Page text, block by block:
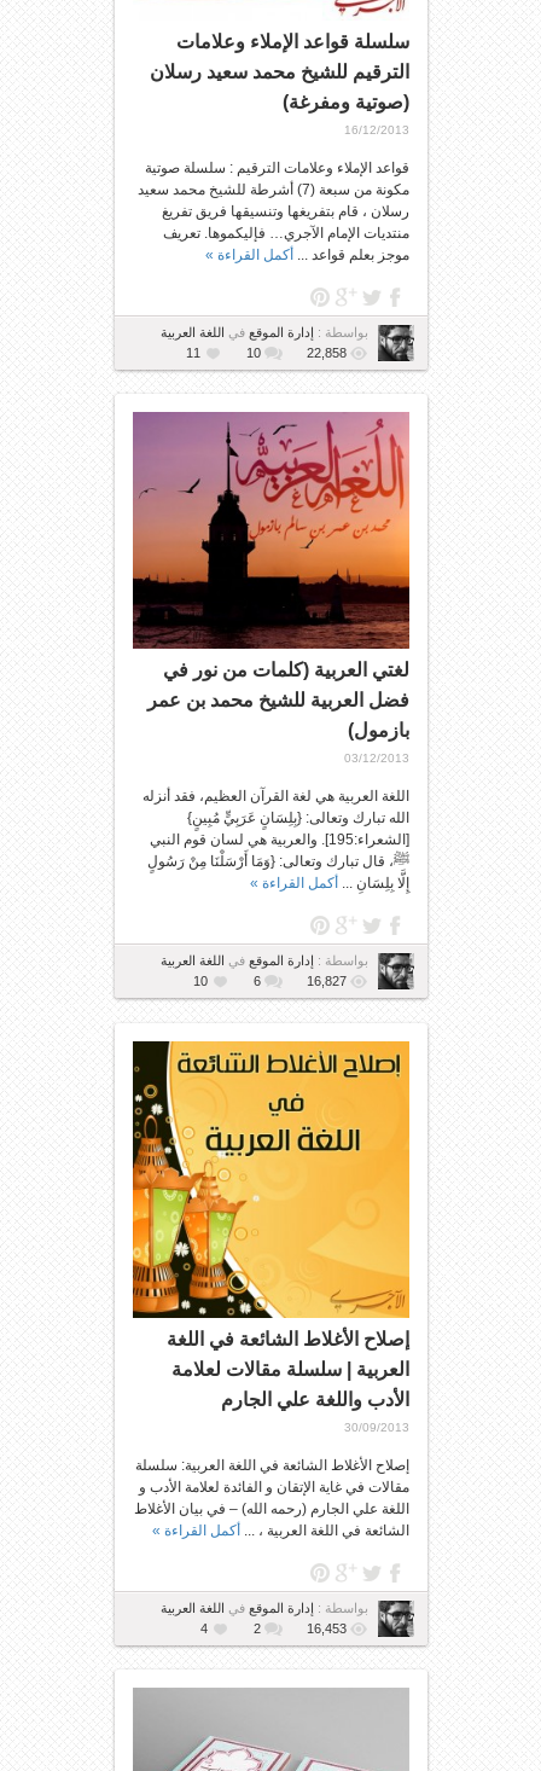
سلسلة قواعد الإملاء وعلامات
الترقيم للشيخ محمد سعيد رسلان
(صوتية ومفرغة)
16/12/2013
قواعد الإملاء وعلامات الترقيم : سلسلة صوتية
مكونة من سبعة (7) أشرطة للشيخ محمد سعيد
رسلان ، قام بتفريغها وتنسيقها فريق تفريغ
منتديات الإمام الآجري… فإليكموها. تعريف
موجز بعلم قواعد ... أكمل القراءة »
بواسطة : إدارة الموقعفي اللغة العربية
22,858
10
11
لغتي العربية (كلمات من نور في
فضل العربية للشيخ محمد بن عمر
بازمول)
03/12/2013
اللغة العربية هي لغة القرآن العظيم، فقد أنزله
الله تبارك وتعالى: {بِلِسَانٍ عَرَبِيٍّ مُبِينٍ}
[الشعراء:195]. والعربية هي لسان قوم النبي
ﷺ، قال تبارك وتعالى: {وَمَا أَرْسَلْنَا مِنْ رَسُولٍ
إِلَّا بِلِسَانِ ... أكمل القراءة »
بواسطة : إدارة الموقعفي
اللغة العربية
16,827
6
10
إصلاح الأغلاط الشائعة في اللغة
العربية | سلسلة مقالات لعلامة
الأدب واللغة علي الجارم
30/09/2013
إصلاح الأغلاط الشائعة في اللغة العربية: سلسلة
مقالات في غاية الإتقان و الفائدة لعلامة الأدب و
اللغة علي الجارم (رحمه الله) – في بيان الأغلاط
الشائعة في اللغة العربية ، ... أكمل القراءة »
بواسطة : إدارة الموقعفي اللغة العربية
16,453
2
4